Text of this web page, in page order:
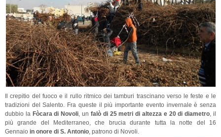
Il crepitio del fuoco e il rullo ritmico dei tamburi trascinano verso le feste e le
tradizioni del Salento. Fra queste il più importante evento invernale è senza
dubbio la Fòcara di Novoli , un falò di 25 metri di altezza e 20 di diametro , il
più grande del Mediterraneo, che brucia durante tutta la notte del 16
Gennaio in onore di S. Antonio , patrono di Novoli.